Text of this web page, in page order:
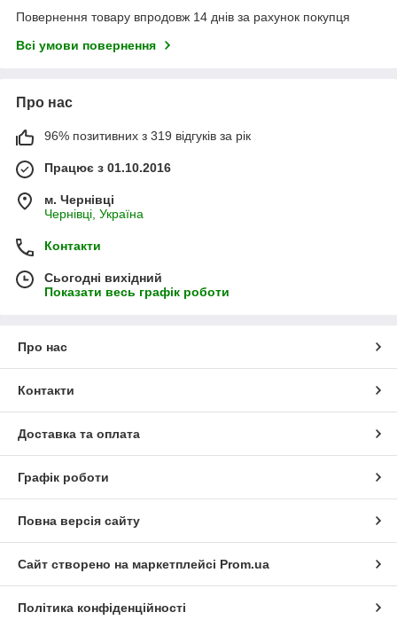
Повернення товару впродовж 14 днів за рахунок покупця
Всі умови повернення
Про нас
96% позитивних з 319 відгуків за рік
Працює з 01.10.2016
м. Чернівці
Чернівці, Україна
Контакти
Сьогодні вихідний
Показати весь графік роботи
Про нас
Контакти
Доставка та оплата
Графік роботи
Повна версія сайту
Сайт створено на маркетплейсі Prom.ua
Політика конфіденційності